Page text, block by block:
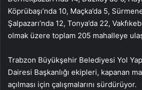
Köprübaşı’nda 10, Maçka’da 5,
Şalpazarı’nda 12, Tonya’da 22,
olmak üzere toplam 205 mahalleye
Trabzon Büyükşehir Belediyesi Yol
Dairesi Başkanlığı ekipleri, kapanan
açılması için çalışmalarını sürdürüyor.